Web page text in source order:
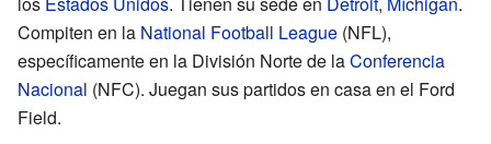
Compiten en la National Football League (NFL),
específicamente en la División Norte de laConferencia
Nacional (NFC). Juegan sus partidos en casa en el Ford
Field.